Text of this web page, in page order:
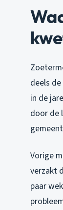
deels
in de
door de
Vorige
verzakt
paar